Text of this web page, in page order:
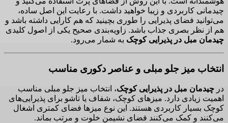
چیدمانی کاربردی و زیبا خواهید داشت. با رعایت این اصل ساده،
می‌توانید فضای پذیرایی را طوری بچینید که هم کارایی داشته باشد و
هم از نظر بصری جذاب باشد. زاویه‌بندی صحیح یکی از اصول کلیدی
چیدمان مبل در پذیرایی کوچک به شمار می‌رود.
انتخاب میز جلو مبلی و عناصر دکوری مناسب
در چیدمان مبل در پذیرایی کوچک، انتخاب میز جلو مبلی مناسب
اهمیت زیادی دارد. میزهای کوچک، شفاف یا تاشو برای پذیرایی‌های
کوچک بسیار کاربردی هستند. این نوع میزها فضای کمتری اشغال
می‌کنند و کمک می‌کنند فضای نشیمن خلوت و مرتب بماند.